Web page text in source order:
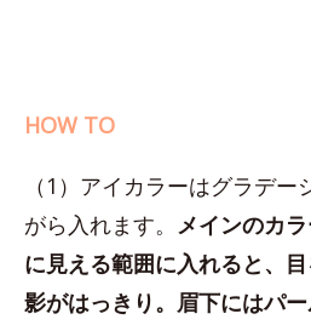
HOW TO
（1）アイカラーはグラデ
がら入れます。 メインのカ
に見える範囲に入れると、
影がはっきり。眉下にはパ